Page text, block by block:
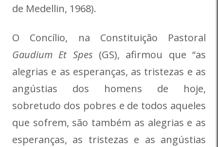
de Medellin, 1968).
O Concílio, na Constituição Pastoral
Gaudium Et Spes (GS), afirmou que “as
alegrias e as esperanças, as tristezas e as
angústias dos homens de hoje,
sobretudo dos pobres e de todos aqueles
que sofrem, são também as alegrias e as
esperanças, as tristezas e as angústias